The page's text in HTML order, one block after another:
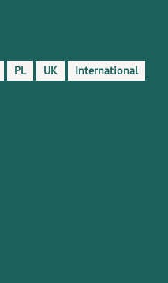
PL UK International